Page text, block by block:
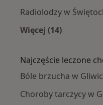
Radiolodzy w
Więcej (14)
Najczęście leczone
Bóle brzucha w
Choroby tarczycy w